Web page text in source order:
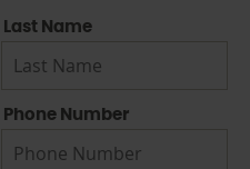
Last Name
Phone Number